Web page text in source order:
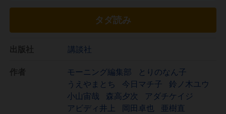
タダ読み
講談社
モーニング編集部
とりのなん子
うえやまとち
今日マチ子
鈴ノ木ユウ
小山宙哉
森高夕次
アダチケイジ
アビディ井上
岡田卓也
亜樹直